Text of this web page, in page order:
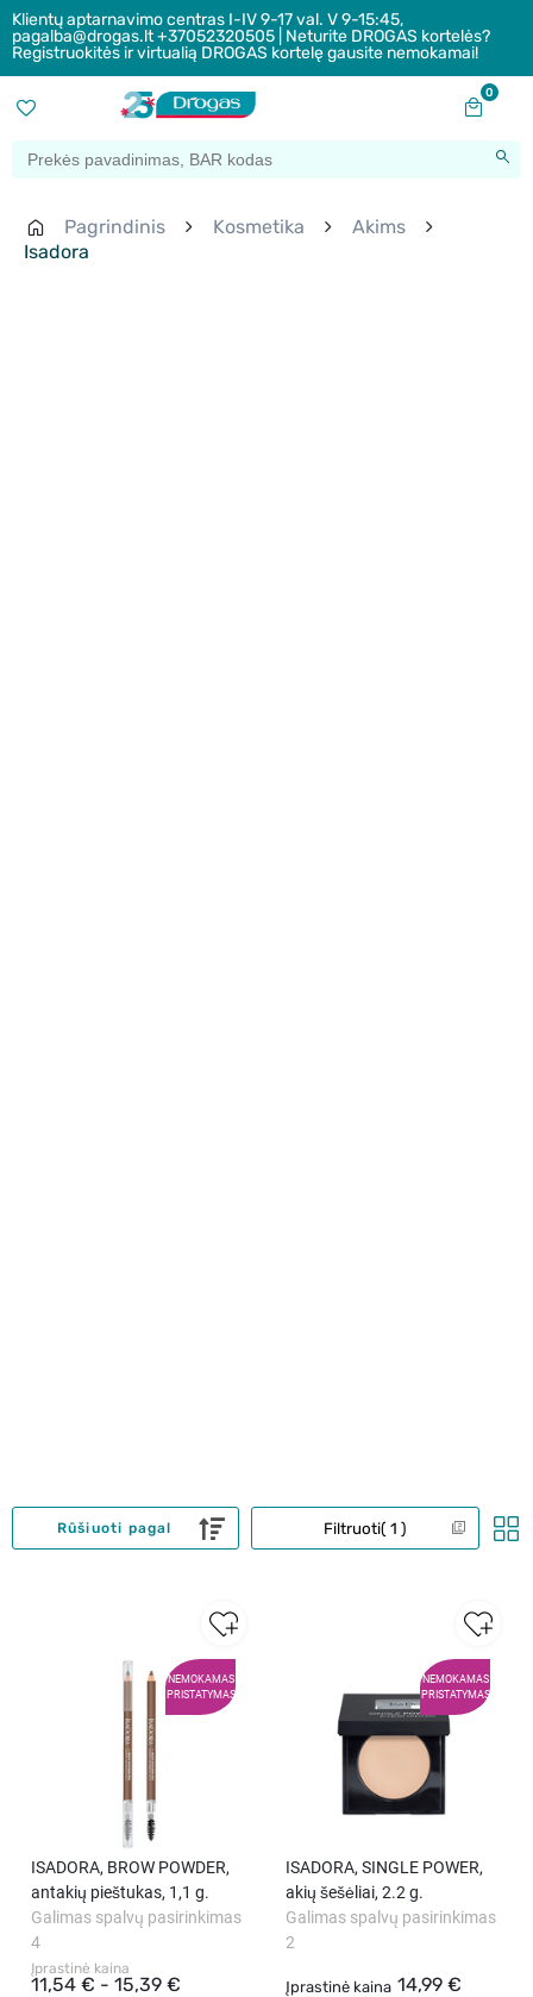
Klientų aptarnavimo centras I-IV 9-17 val. V 9-15:45,
pagalba@drogas.lt +37052320505 | Neturite DROGAS kortelės?
Registruokitės ir virtualią DROGAS kortelę gausite nemokamai!
0
Pagrindinis Kosmetika
Akims
Isadora
Filtruoti 1
Rūšiuoti pagal
NEMOKAMAS
PRISTATYMAS
ISADORA, BROW POWDER,
antakių pieštukas, 1,1 g.
Įprastinė kaina
11,54 € - 15,39 €
Galimas spalvų pasirinkimas
4
NEMOKAMAS
PRISTATYMAS
ISADORA, SINGLE POWER,
akių šešėliai, 2.2 g.
Įprastinė kaina 14,99 €
Galimas spalvų pasirinkimas
2